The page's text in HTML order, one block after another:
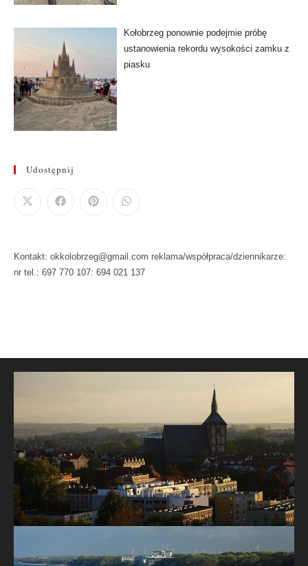
Kołobrzeg ponownie podejmie próbę
ustanowienia rekordu wysokości zamku z
piasku
Udostępnij
Kontakt: okkolobrzeg@gmail.com reklama/współpraca/dziennikarze:
nr tel.: 697 770 107: 694 021 137